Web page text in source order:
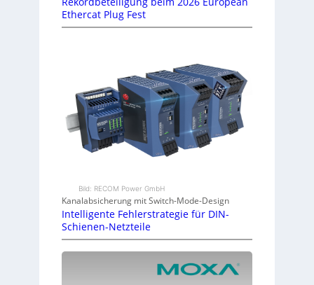
Ethercat Plug Fest
Bild: RECOM Power GmbH
Kanalabsicherung mit Switch-Mode-Design
Intelligente Fehlerstrategie für DIN-
Schienen-Netzteile